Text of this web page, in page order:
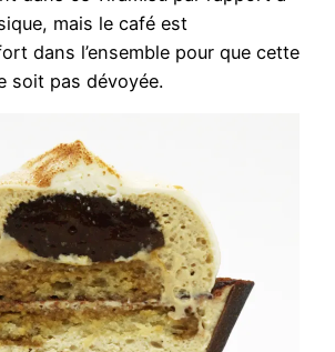
mais le café est
dans l’ensemble pour que cette
soit pas dévoyée.